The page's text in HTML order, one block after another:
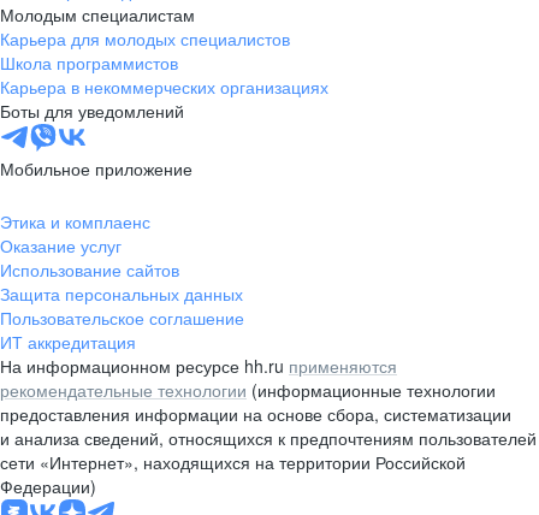
Молодым специалистам
Карьера для молодых специалистов
Школа программистов
Карьера в некоммерческих организациях
Боты для уведомлений
Мобильное приложение
Этика и комплаенс
Оказание услуг
Использование сайтов
Защита персональных данных
Пользовательское соглашение
ИТ аккредитация
На информационном ресурсе hh.ru применяются
рекомендательные технологии (информационные технологии
предоставления информации на основе сбора, систематизации
и анализа сведений, относящихся к предпочтениям пользователей
сети «Интернет», находящихся на территории Российской
Федерации)